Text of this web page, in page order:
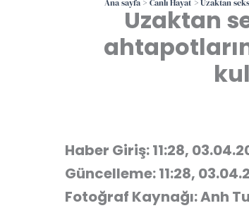
Ana sayfa Canlı Hayat Uzaktan
Uzaktan
Haber Giriş: 11:28,
Güncelleme: 11:28,
Fotoğraf Kaynağı: Anh